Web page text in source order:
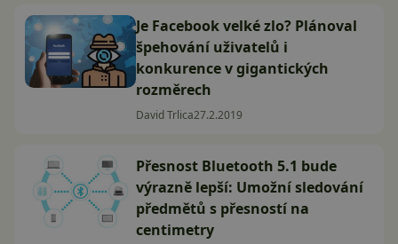
Je Facebook velké zlo? Plánoval
špehování uživatelů i
konkurence v gigantických
rozměrech
David Trlica27.2.2019
Přesnost Bluetooth 5.1 bude
výrazně lepší: Umožní sledování
předmětů s přesností na
centimetry